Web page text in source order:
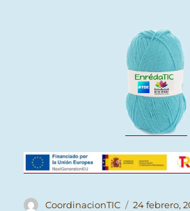
Autor
CoordinacionTIC
Publicado
24 febrero,